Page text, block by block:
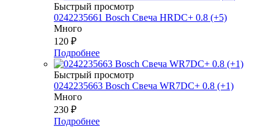
Быстрый просмотр
0242235661 Bosch Свеча HRDC+ 0.8 (+5)
Много
120 ₽
Подробнее
Быстрый просмотр
0242235663 Bosch Свеча WR7DC+ 0.8 (+1)
Много
230 ₽
Подробнее